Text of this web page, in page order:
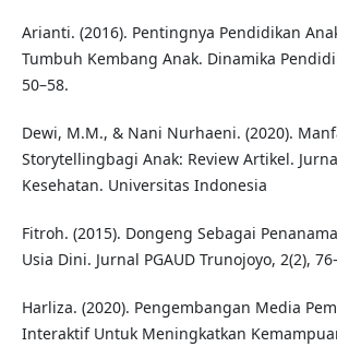
Arianti. (2016). Pentingnya Pendidikan
Tumbuh Kembang Anak. Dinamika
50–58.
Dewi, M.M., & Nani Nurhaeni. (2020).
Storytellingbagi Anak: Review Artikel.
Kesehatan. Universitas Indonesia
Fitroh. (2015). Dongeng Sebagai
Usia Dini. Jurnal PGAUD Trunojoyo, 2(2),
Harliza. (2020). Pengembangan Media
Interaktif Untuk Meningkatkan